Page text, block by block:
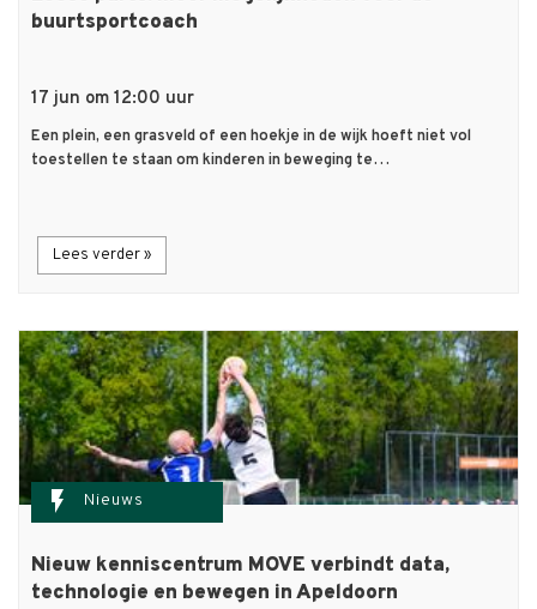
buurtsportcoach
17 jun om 12:00 uur
Een plein, een grasveld of een hoekje in de wijk hoeft niet vol
toestellen te staan om kinderen in beweging te…
Lees verder »
flash_on Nieuws
Nieuw kenniscentrum MOVE verbindt data,
technologie en bewegen in Apeldoorn